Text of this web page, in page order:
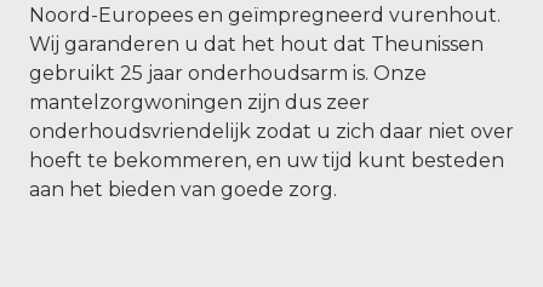
Noord-Europees en geïmpregneerd vurenhout.
Wij garanderen u dat het hout dat Theunissen
gebruikt 25 jaar onderhoudsarm is. Onze
mantelzorgwoningen zijn dus zeer
onderhoudsvriendelijk zodat u zich daar niet over
hoeft te bekommeren, en uw tijd kunt besteden
aan het bieden van goede zorg.